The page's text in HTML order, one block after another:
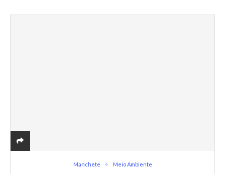
Manchete Meio Ambiente